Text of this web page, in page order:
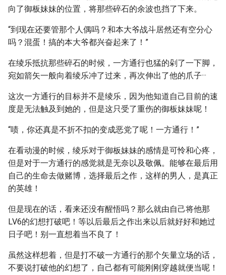
向了御板妹妹的位置，将那些碎石的余波也挡了下来。
“到现在还要管那个人偶吗？和本大爷战斗居然还有空分心
吗？混蛋！搞的本大爷都兴奋起来了！”
在绫乐抵抗那些碎石的时候，一方通行也猛的剁了一下脚，
宛如箭矢一般向着绫乐冲了过来，再次伸出了他的爪子···
这次一方通行的目标并不是绫乐，因为他知道自己目前的速
度是无法触及到她的，但是这只受了重伤的御板妹妹呢！
“啧，你还真是不折不扣的变成恶党了呢！一方通行！”
在看动漫的时候，绫乐对于御板妹妹的感情是可怜和心疼，
但是对于一方通行的感觉就是无奈以及敬佩。能够在最后用
自己的生命去做赌博，选择最后之作，这样的男人，是真正
的英雄！
但是现在的话，看来还没有醒悟吗？那么就由自己将他那
LV6的幻想打破吧！等以后最后之作出来以后就好好和她过
日子吧！别一直想着当不良了！
虽然这样想着，但是打不破一方通行的那个矢量立场的话，
不要说打破他的幻想了，自己都有可能刚刚穿越就便当呢！